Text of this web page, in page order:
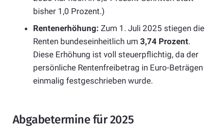
bisher 1,0 Prozent.)
Rentenerhöhung: Zum 1. Juli 2025 stiegen die
Renten bundeseinheitlich um 3,74 Prozent.
Diese Erhöhung ist voll steuerpflichtig, da der
persönliche Rentenfreibetrag in Euro-Beträgen
einmalig festgeschrieben wurde.
Abgabetermine für 2025